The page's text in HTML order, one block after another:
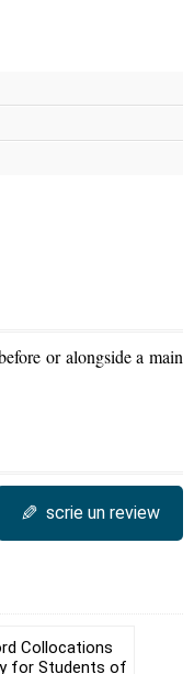
or alongside a main
✎ scrie un review